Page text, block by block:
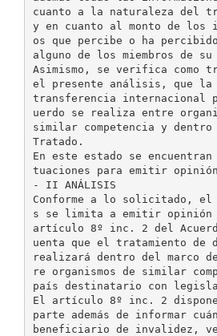
cuanto a la naturaleza del
y en cuanto al monto de los
os que percibe o ha
alguno de los miembros de
Asimismo, se verifica como
el presente análisis, que la
transferencia internacional
uerdo se realiza entre
similar competencia y dentro
Tratado.
En este estado se
tuaciones para emitir
- II ANÁLISIS
Conforme a lo solicitado, el
s se limita a emitir opinión
artículo 8º inc. 2 del
uenta que el tratamiento de
realizará dentro del marco
re organismos de similar
país destinatario con
El artículo 8º inc. 2 dispone
parte además de informar
beneficiario de invalidez,